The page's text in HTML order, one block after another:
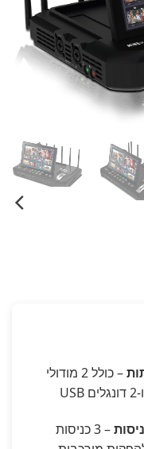
– כולל 2 מודולי
– 3 כניסות